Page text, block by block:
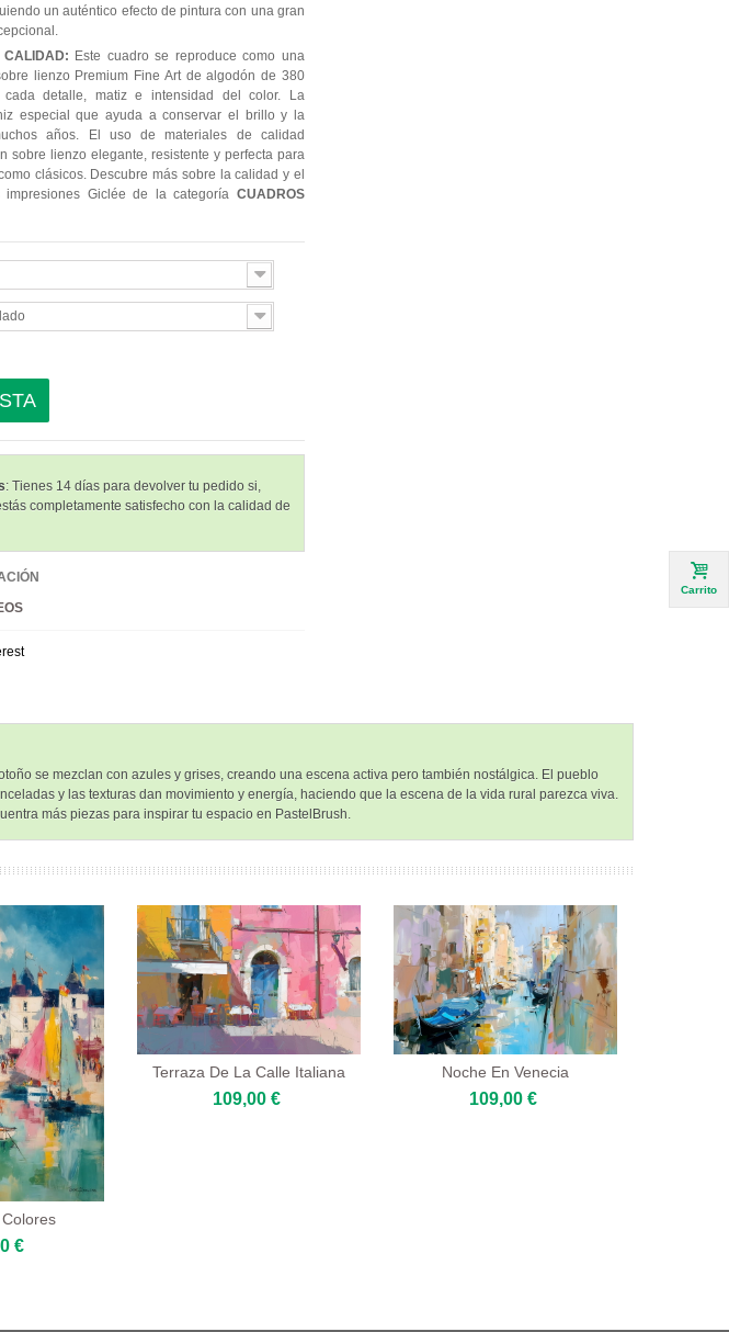
un auténtico efecto de pintura con una gran
CALIDAD: Este cuadro se reproduce como una
lienzo Premium Fine Art de algodón de 380
cada detalle, matiz e intensidad del color. La
especial que ayuda a conservar el brillo y la
años. El uso de materiales de calidad
sobre lienzo elegante, resistente y perfecta para
clásicos. Descubre más sobre la calidad y el
Giclée de la categoría CUADROS
: Tienes 14 días para devolver tu pedido si,
completamente satisfecho con la calidad de
se mezclan con azules y grises, creando una escena activa pero también nostálgica. El pueblo
y las texturas dan movimiento y energía, haciendo que la escena de la vida rural parezca viva.
más piezas para inspirar tu espacio en PastelBrush.
€
Terraza De La Calle Italiana
109,00 €
Noche En Venecia
109,00 €
Carrito